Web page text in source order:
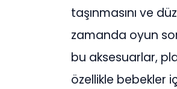
taşınmasını ve
zamanda oyun
bu aksesuarlar,
özellikle bebekler